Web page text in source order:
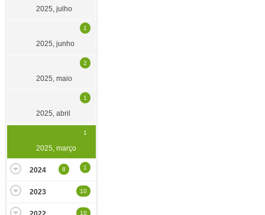
2025, julho
1
2025, junho
2
2025, maio
1
2025, abril
1
2025, março
1
2024 8
2023 10
10